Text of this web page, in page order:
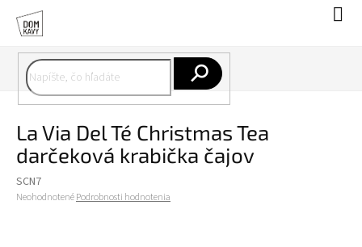
obsah
La Via Del Té Christmas Tea
darčeková krabička čajov
SCN7
Priemerné
NeohodnotenéPodrobnosti hodnotenia